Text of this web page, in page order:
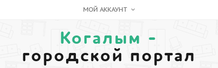
МОЙ АККАУНТ
Когалым -
городской портал